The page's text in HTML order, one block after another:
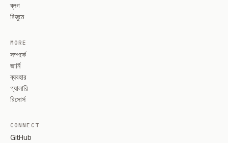
ব্লগ
রিজুমে
MORE
সম্পর্কে
জার্নি
ব্যবহার
গ্যালারি
রিসোর্স
CONNECT
GitHub